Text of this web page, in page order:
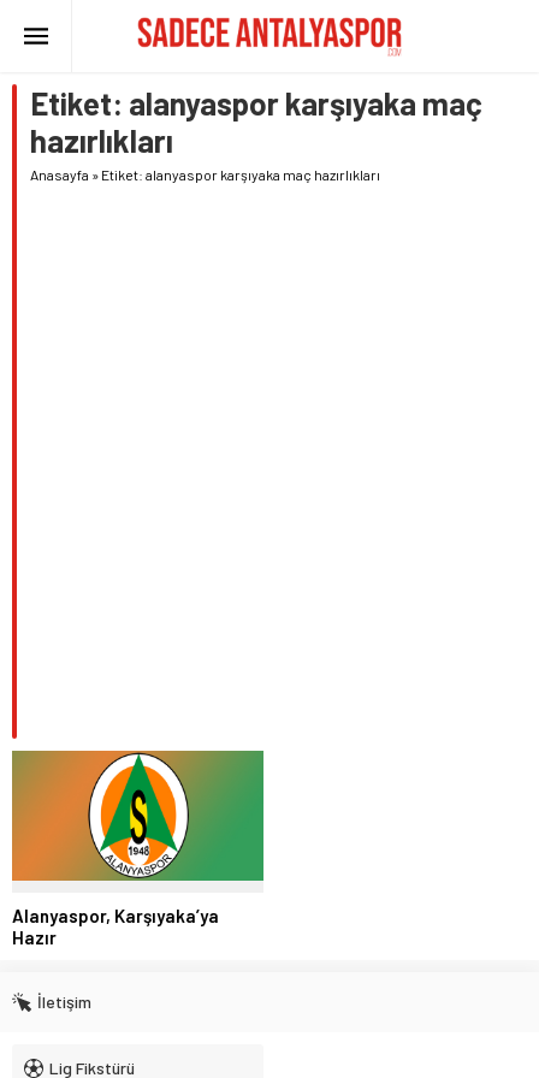
Etiket: alanyaspor karşıyaka maç
hazırlıkları
Anasayfa » Etiket: alanyaspor karşıyaka maç hazırlıkları
Alanyaspor, Karşıyaka’ya
Hazır
İletişim
Lig Fikstürü